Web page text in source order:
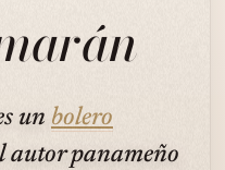
un bolero
autor panameño